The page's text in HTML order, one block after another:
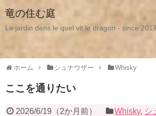
竜の住む庭
Le jardin dens le quel vit le dragon - since
ホーム シュナウザー Whisky
ここを通りたい
2026/6/19 （2か月前） Whisky, シ